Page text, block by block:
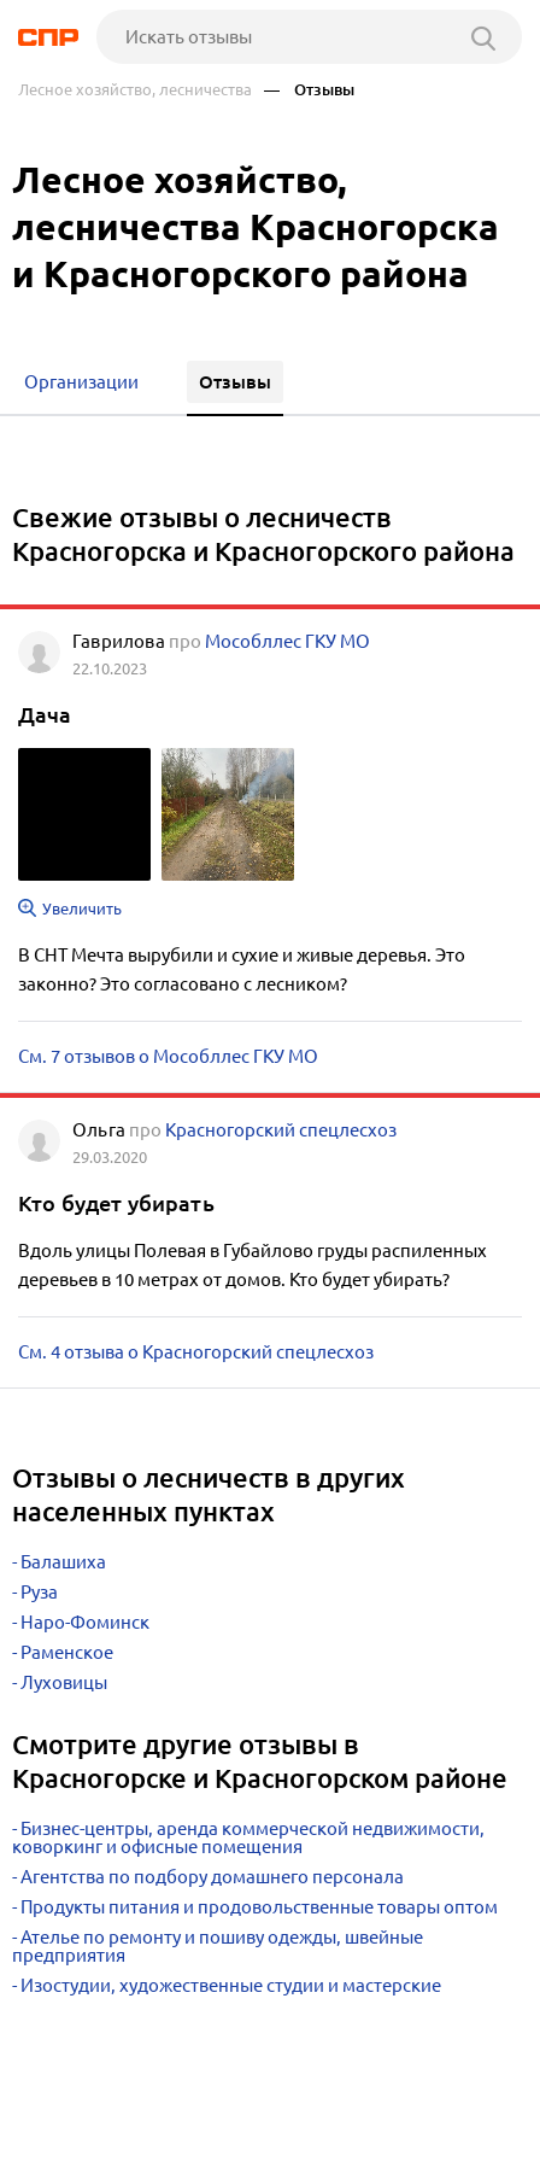
Лесное хозяйство, лесничества — Отзывы
Лесное хозяйство,
лесничества Красногорска
и Красногорского района
Организации Отзывы
Свежие отзывы о лесничеств
Красногорска и Красногорского района
Гаврилова про Мособллес ГКУ МО
22.10.2023
Дача
Увеличить
В СНТ Мечта вырубили и сухие и живые деревья. Это
законно? Это согласовано с лесником?
См. 7 отзывов о Мособллес ГКУ МО
Ольга про Красногорский спецлесхоз
29.03.2020
Кто будет убирать
Вдоль улицы Полевая в Губайлово груды распиленных
деревьев в 10 метрах от домов. Кто будет убирать?
См. 4 отзыва о Красногорский спецлесхоз
Отзывы о лесничеств в других
населенных пунктах
Балашиха
Руза
Наро-Фоминск
Раменское
Луховицы
Смотрите другие отзывы в
Красногорске и Красногорском районе
Бизнес-центры, аренда коммерческой недвижимости,
коворкинг и офисные помещения
Агентства по подбору домашнего персонала
Продукты питания и продовольственные товары оптом
Ателье по ремонту и пошиву одежды, швейные
предприятия
Изостудии, художественные студии и мастерские